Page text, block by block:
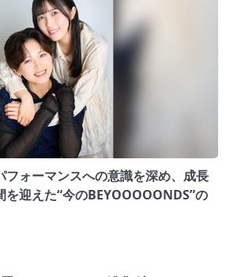
フォーマンスへの意識を深め、成長
迎えた“今のBEYOOOOONDS”の